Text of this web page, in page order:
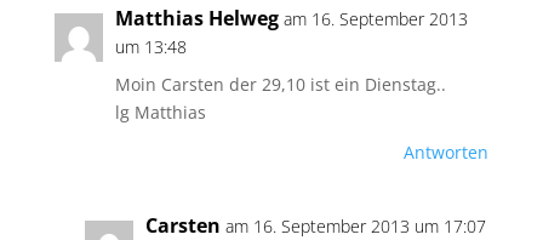
Matthias Helweg am 16. September 2013
um 13:48
Moin Carsten der 29,10 ist ein Dienstag..
lg Matthias
Antworten
Carsten am 16. September 2013 um 17:07